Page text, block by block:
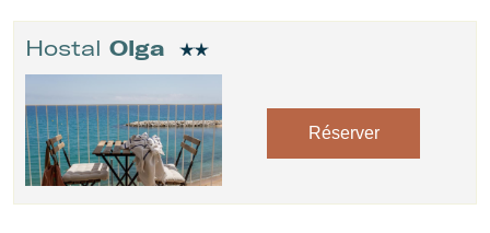
Hostal Olga
Réserver